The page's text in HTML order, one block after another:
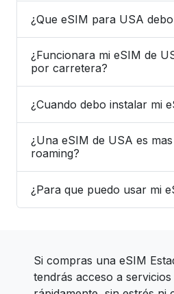
¿Que eSIM para USA
¿Funcionara mi eSIM de
por carretera?
¿Cuando debo instalar mi
¿Una eSIM de USA es
roaming?
¿Para que puedo usar mi
Si compras una eSIM
tendrás acceso a